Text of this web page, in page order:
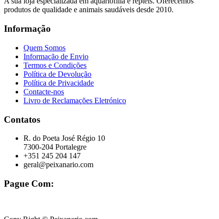
produtos de qualidade e animais saudáveis desde 2010.
Informação
Quem Somos
Informação de Envio
Termos e Condições
Política de Devolução
Política de Privacidade
Contacte-nos
Livro de Reclamações Eletrónico
Contatos
R. do Poeta José Régio 10
7300-204 Portalegre
+351 245 204 147
geral@peixanario.com
Pague Com: